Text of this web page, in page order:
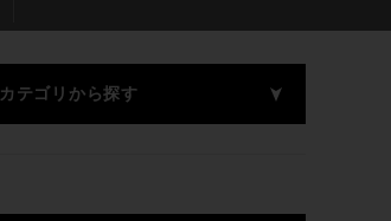
カテゴリから探す